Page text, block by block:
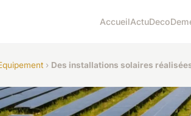
AccueilActuDeco
› Des installations solaires